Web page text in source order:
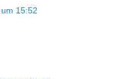
15:52